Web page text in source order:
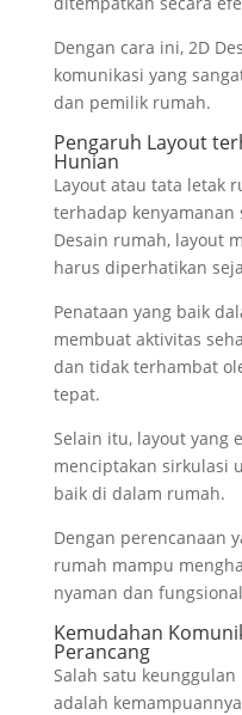
Dengan cara ini, 2D
komunikasi yang
dan pemilik rumah.
Pengaruh Layout
Hunian
Layout atau tata letak
terhadap kenyamanan
Desain rumah, layout
harus diperhatikan
Penataan yang baik
membuat aktivitas
dan tidak terhambat
tepat.
Selain itu, layout yang
menciptakan sirkulasi
baik di dalam rumah.
Dengan perencanaan
rumah mampu
nyaman dan
Kemudahan
Perancang
Salah satu
adalah